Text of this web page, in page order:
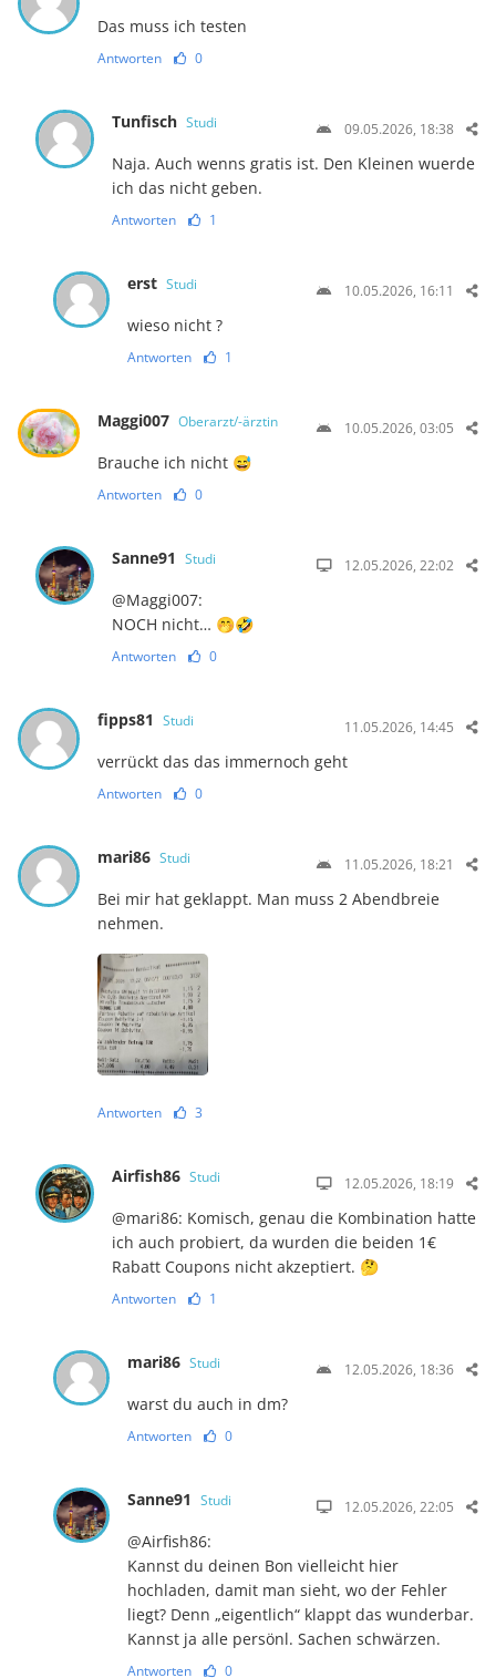
Das muss ich testen
Antworten 0
Tunfisch Studi 09.05.2026, 18:38
Naja. Auch wenns gratis ist. Den Kleinen wuerde
ich das nicht geben.
Antworten 1
erst Studi 10.05.2026, 16:11
wieso nicht ?
Antworten 1
Maggi007 Oberarzt/-ärztin 10.05.2026, 03:05
Brauche ich nicht 😅
Antworten 0
Sanne91 Studi 12.05.2026, 22:02
@Maggi007:
NOCH nicht… 🤭🤣
Antworten 0
fipps81 Studi 11.05.2026, 14:45
verrückt das das immernoch geht
Antworten 0
mari86 Studi 11.05.2026, 18:21
Bei mir hat geklappt. Man muss 2 Abendbreie
nehmen.
Antworten 3
Airfish86 Studi 12.05.2026, 18:19
@mari86: Komisch, genau die Kombination hatte
ich auch probiert, da wurden die beiden 1€
Rabatt Coupons nicht akzeptiert. 🤔
Antworten 1
mari86 Studi 12.05.2026, 18:36
warst du auch in dm?
Antworten 0
Sanne91 Studi 12.05.2026, 22:05
@Airfish86:
Kannst du deinen Bon vielleicht hier
hochladen, damit man sieht, wo der Fehler
liegt? Denn „eigentlich“ klappt das wunderbar.
Kannst ja alle persönl. Sachen schwärzen.
Antworten 0